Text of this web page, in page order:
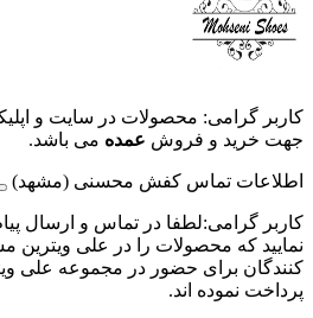
کاربر گرامی: محصولات در سایت و
جهت خرید و فروش عمده می باشد.
اطلاعات تماس کفش محسنی (مشهد)
کاربر گرامی:لطفا در تماس و ارسال
نمایید که محصولات را در علی ویترین
کنندگان برای حضور در مجموعه علی
پرداخت نموده اند.